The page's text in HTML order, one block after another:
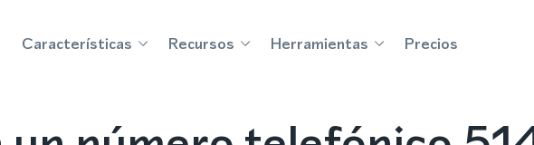
Características Recursos Herramientas Precios